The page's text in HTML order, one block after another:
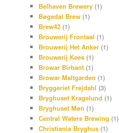
Belhaven Brewery (1)
Bøgedal Brew (1)
Brew42 (1)
Brouwerij Frontaal (1)
Brouwerij Het Anker (1)
Brouwerij Kees (1)
Browar Birbant (1)
Browar Maltgarden (1)
Bryggeriet Frejdahl (3)
Bryghuset Kragelund (1)
Bryghuset Møn (1)
Central Waters Brewing (1)
Christiania Bryghus (1)